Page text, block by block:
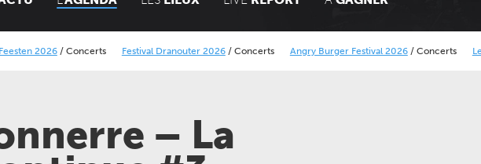
/Concerts Festival Dranouter 2026/Concerts Angry Burger Festival 2026/Concerts Le Calais
– La